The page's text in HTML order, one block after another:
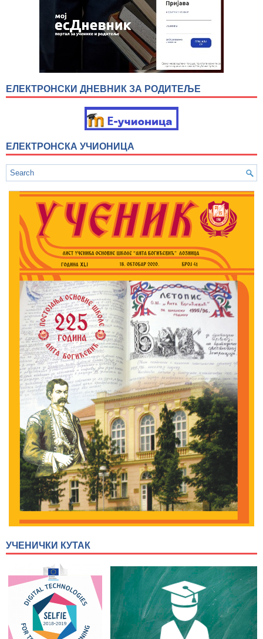
ЕЛЕКТРОНСКИ ДНЕВНИК ЗА РОДИТЕЉЕ
ЕЛЕКТРОНСКА УЧИОНИЦА
УЧЕНИЧКИ КУТАК